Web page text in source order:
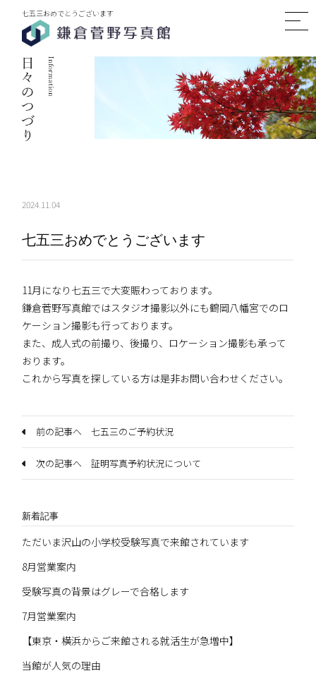
七五三おめでとうございます
新着記事
ただいま沢山の小学校受験写真で来館されています
8月営業案内
受験写真の背景はグレーで合格します
7月営業案内
【東京・横浜からご来館される就活生が急増中】
当館が人気の理由
2024.11.04
七五三おめでとうございます
11月になり七五三で大変賑わっております。
鎌倉菅野写真館ではスタジオ撮影以外にも鶴岡八幡宮でのロ
ケーション撮影も行っております。
また、成人式の前撮り、後撮り、ロケーション撮影も承って
おります。
これから写真を探している方は是非お問い合わせください。
前の記事へ 七五三のご予約状況
次の記事へ 証明写真予約状況について